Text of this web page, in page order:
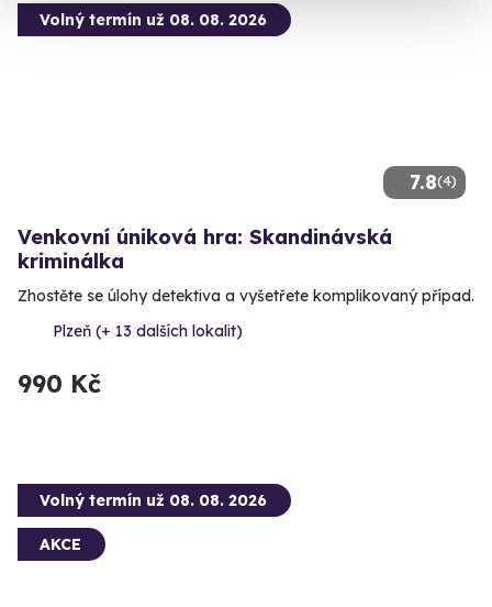
7.8(4)
Volný termín už 08. 08. 2026
Venkovní úniková hra: Skandinávská
kriminálka
Zhostěte se úlohy detektiva a vyšetřete komplikovaný případ.
Plzeň (+ 13 dalších lokalit)
990 Kč
Volný termín už 08. 08. 2026
AKCE